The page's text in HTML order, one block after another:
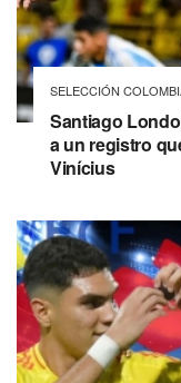
SELECCIÓN
Santiago
a un registro
Vinícius